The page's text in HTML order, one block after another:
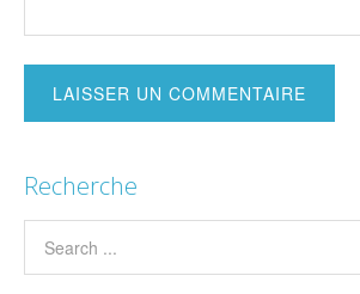
Recherche